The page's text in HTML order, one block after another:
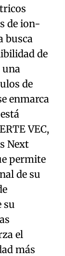
de ion-
busca
de
una
de
enmarca
VEC,
Next
permite
de su
su
el
más